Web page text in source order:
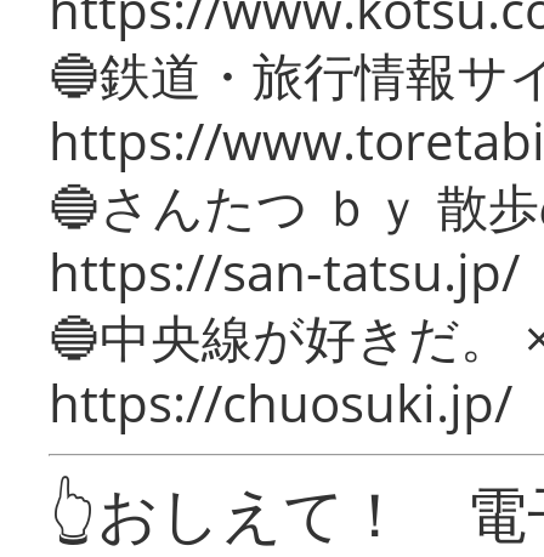
🔵鉄道・旅行情報サ
https://
🔵さんたつ ｂｙ 散
https://san-tatsu.jp/
🔵中央線が好きだ。
https://chuosuki.jp/
👆おしえて！ 電